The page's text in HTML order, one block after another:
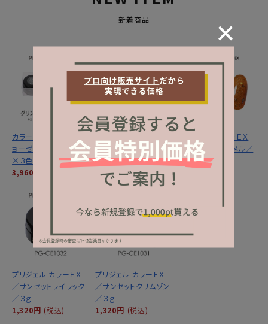
新着商品
カラーＥＸ／グリントジ
ョーゼットシリーズ３ｇ
×３色セット
3,960円
ミラージュシリーズ ３
ｇ×３色セット
3,960円 (税込)
プリジェル カラーＥＸ
／サンセットキャメル／
３ｇ
プリジェル カラーＥＸ
／サンセットライラック
／３ｇ
1,320円 (税込)
プリジェル カラーＥＸ
／サンセットクリムゾン
／３ｇ
1,320円 (税込)